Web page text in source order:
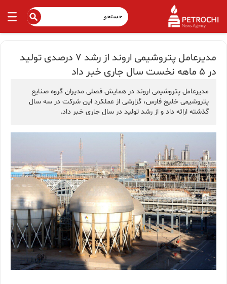
مدیرعامل پتروشیمی اروند از رشد ۷ درصدی تولید
در ۵ ماهه نخست سال جاری خبر داد
مدیرعامل پتروشیمی اروند در همایش فصلی مدیران گروه صنایع
پتروشیمی خلیج فارس، گزارشی از عملکرد این شرکت در سه سال
گذشته ارائه داد و از رشد تولید در سال جاری خبر داد.